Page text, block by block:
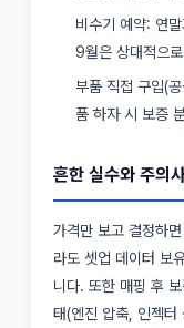
비수기 예약: 연
9월은 상대적으
부품 직접 구입(
품 하자 시 보증
흔한 실수와 주의
가격만 보고 결정하
라도 셋업 데이터 보
니다. 또한 매핑 후
태(엔진 압축, 인젝터